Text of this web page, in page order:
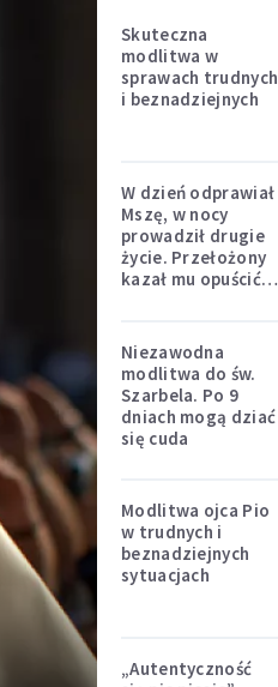
Skuteczna
modlitwa w
sprawach trudnych
i beznadziejnych
W dzień odprawiał
Mszę, w nocy
prowadził drugie
życie. Przełożony
kazał mu opuścić
Niezawodna
modlitwa do św.
Szarbela. Po 9
dniach mogą dziać
się cuda
Modlitwa ojca Pio
w trudnych i
beznadziejnych
sytuacjach
„Autentyczność